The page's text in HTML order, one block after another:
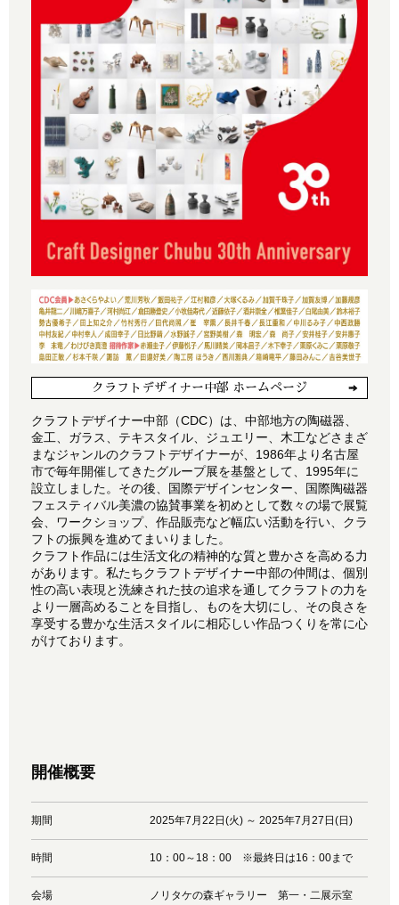
クラフトデザイナー中部 ホームページ
クラフトデザイナー中部（CDC）は、中部地方の陶磁器、
金工、ガラス、テキスタイル、ジュエリー、木工などさまざ
まなジャンルのクラフトデザイナーが、1986年より名古屋
市で毎年開催してきたグループ展を基盤として、1995年に
設立しました。その後、国際デザインセンター、国際陶磁器
フェスティバル美濃の協賛事業を初めとして数々の場で展覧
会、ワークショップ、作品販売など幅広い活動を行い、クラ
フトの振興を進めてまいりました。
クラフト作品には生活文化の精神的な質と豊かさを高める力
があります。私たちクラフトデザイナー中部の仲間は、個別
性の高い表現と洗練された技の追求を通してクラフトの力を
より一層高めることを目指し、ものを大切にし、その良さを
享受する豊かな生活スタイルに相応しい作品つくりを常に心
がけております。
開催概要
期間 2025年7月22日(火) ～ 2025年7月27日(日)
時間 10：00～18：00 ※最終日は16：00まで
会場 ノリタケの森ギャラリー 第一・二展示室